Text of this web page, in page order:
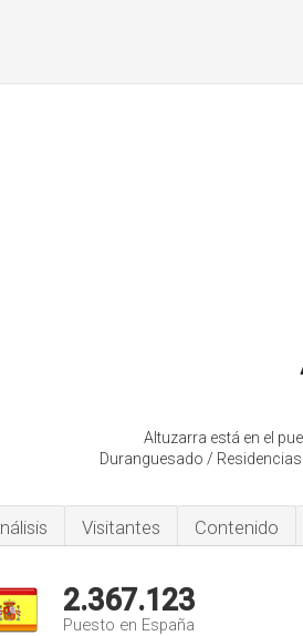
Altuzarra está en el
Duranguesado /
Visitantes Contenido
2.367.123
Puesto en España